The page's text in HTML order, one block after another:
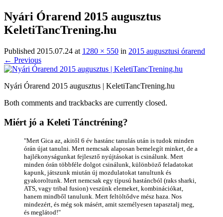
Nyári Órarend 2015 augusztus
KeletiTancTrening.hu
Published 2015.07.24 at 1280 × 550 in 2015 augusztusi órarend
← Previous
Nyári Órarend 2015 augusztus | KeletiTancTrening.hu
Both comments and trackbacks are currently closed.
Miért jó a Keleti Tánctréning?
"Mert Gica az, akitől 6 év hastánc tanulás után is tudok minden
órán újat tanulni. Mert nemcsak alaposan bemelegít minket, de a
hajlékonyságunkat fejlesztő nyújtásokat is csinálunk. Mert
minden órán többféle dolgot csinálunk, különböző feladatokat
kapunk, játszunk miután új mozdulatokat tanultunk és
gyakoroltunk. Mert nemcsak egy típusú hastáncból (raks sharki,
ATS, vagy tribal fusion) veszünk elemeket, kombinációkat,
hanem mindből tanulunk. Mert feltöltődve mész haza. Nos
mindezért, és még sok másért, amit személyesen tapasztalj meg,
és meglátod!"